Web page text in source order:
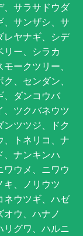
、サラサドウダ
、サンザシ、サ
レヤナギ、シデ
リー、シラカ
ークツリー、
、センダン、
、ダンコウバ
、ツクバネウツ
ツツジ、ドク
、トネリコ、ナ
、ナンキンハ
ウメ、ニワウ
キ、ノリウツ
ネウツギ、ハゼ
ウ、ハナノ
リグワ、ハルニ